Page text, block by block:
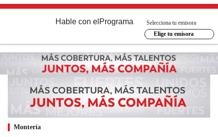
Hable con el Programa
Selecciona tu emisora
Elige tu emisora
Montería